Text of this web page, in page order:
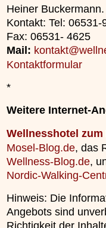
Heiner Buckermann.
Kontakt: Tel: 06531-
Fax: 06531- 4625
Mail:
Kontaktformular
*
Weitere Internet-
Wellnesshotel
Mosel-Blog.de, das
Wellness-Blog.de,
Nordic-Walking-
Hinweis: Die
Angebots sind
Richtigkeit der